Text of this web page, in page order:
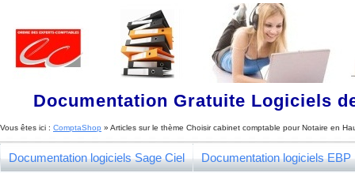
Documentation Gratuite Logiciels
Vous êtes ici : ComptaShop » Articles sur le thème Choisir cabinet comptable pour Notaire en
Documentation logiciels Sage Ciel Documentation logiciels EBP